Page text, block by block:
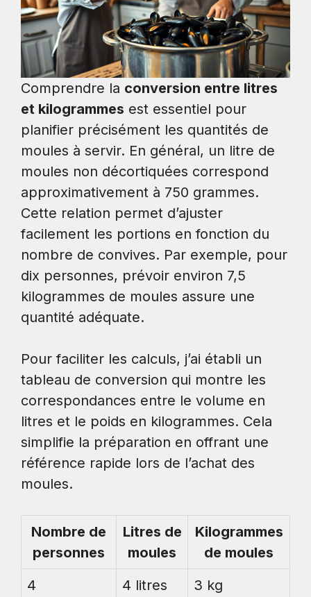
Comprendre la conversion entre litres
et kilogrammes est essentiel pour
planifier précisément les quantités de
moules à servir. En général, un litre de
moules non décortiquées correspond
approximativement à 750 grammes.
Cette relation permet d’ajuster
facilement les portions en fonction du
nombre de convives. Par exemple, pour
dix personnes, prévoir environ 7,5
kilogrammes de moules assure une
quantité adéquate.
Pour faciliter les calculs, j’ai établi un
tableau de conversion qui montre les
correspondances entre le volume en
litres et le poids en kilogrammes. Cela
simplifie la préparation en offrant une
référence rapide lors de l’achat des
moules.
Nombre de
personnes
Litres de
moules
Kilogrammes
de moules
4
4 litres
3 kg